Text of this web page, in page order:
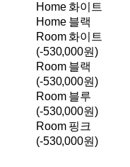
Home 화이트
Home 블랙
Room 화이트
(-530,000원)
Room 블랙
(-530,000원)
Room 블루
(-530,000원)
Room 핑크
(-530,000원)